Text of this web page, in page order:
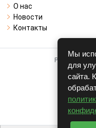
О нас
Новости
Контакты
Работает на
©
Мы
для
сайта.